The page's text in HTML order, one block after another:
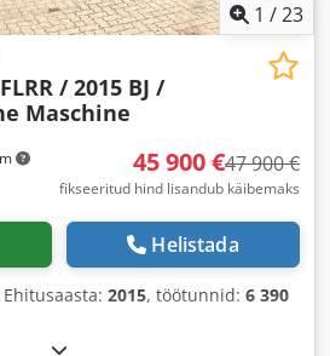
1 /23
/ 2015 BJ /
Maschine
45 900 €47 900 €
fikseeritud hind lisandub käibemaks
Helistada
Ehitusaasta: 2015, töötunnid: 6 390